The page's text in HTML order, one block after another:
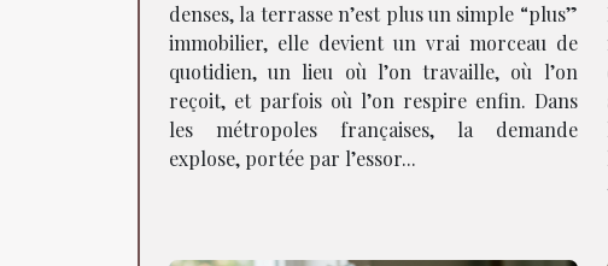
denses, la terrasse n’est plus un simple “plus”
immobilier, elle devient un vrai morceau de
quotidien, un lieu où l’on travaille, où l’on
reçoit, et parfois où l’on respire enfin. Dans
les métropoles françaises, la demande
explose, portée par l’essor...